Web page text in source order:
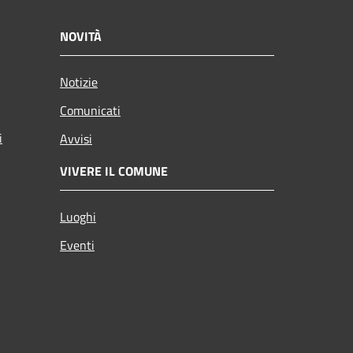
NOVITÀ
Notizie
Comunicati
Avvisi
VIVERE IL COMUNE
Luoghi
Eventi